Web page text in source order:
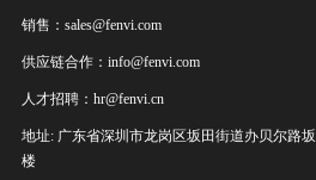
销售：sales@fenvi.com
供应链合作：info@fenvi.com
人才招聘：hr@fenvi.cn
地址: 广东省深圳市龙岗区坂田街道办贝尔路
楼